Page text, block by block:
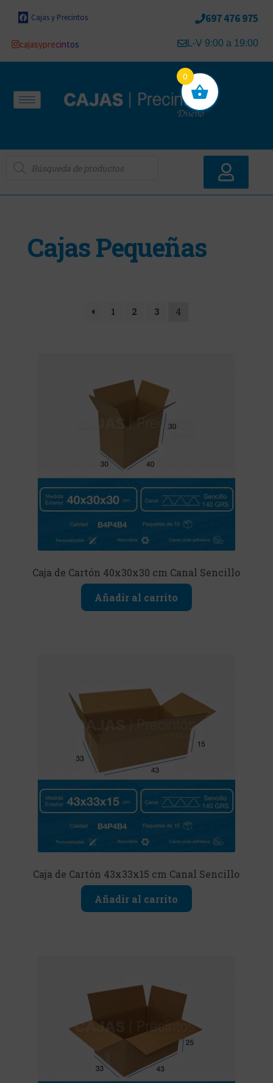
Cajas y Precintos
cajasyprecintos
697 476 975
L-V 9:00 a 19:00
Cajas Pequeñas
1 2 3 4
Caja de Cartón 40x30x30 cm Canal Sencillo
Añadir al carrito
Caja de Cartón 43x33x15 cm Canal Sencillo
Añadir al carrito
0